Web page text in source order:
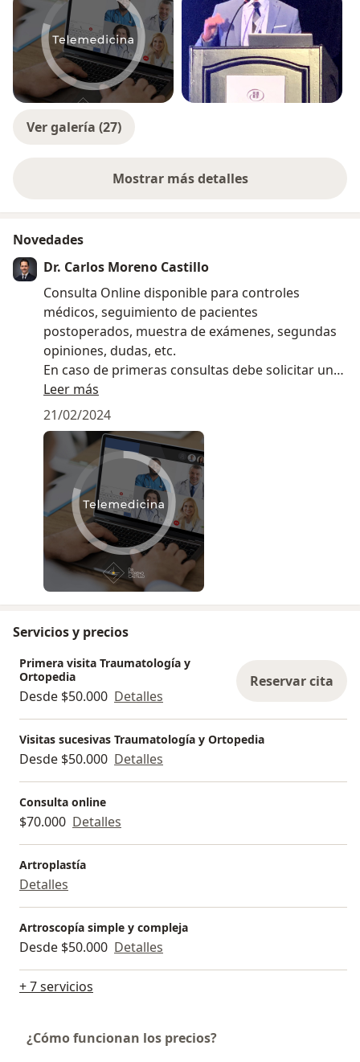
Ver galería (27)
Mostrar más detalles
sobre la experiencia
Novedades
Dr. Carlos Moreno Castillo
Consulta Online disponible para controles
médicos, seguimiento de pacientes
postoperados, muestra de exámenes, segundas
opiniones, dudas, etc.
En caso de primeras consultas debe solicitar una
evaluación presencial que permita un correcto
examen físico.
Leer más
21/02/2024
Servicios y precios
Primera visita Traumatología y
Ortopedia
Desde $50.000 Detalles
Reservar cita
Visitas sucesivas Traumatología y Ortopedia
Desde $50.000 Detalles
Consulta online
$70.000 Detalles
Artroplastía
Detalles
Artroscopía simple y compleja
Desde $50.000 Detalles
+ 7 servicios
¿Cómo funcionan los precios?